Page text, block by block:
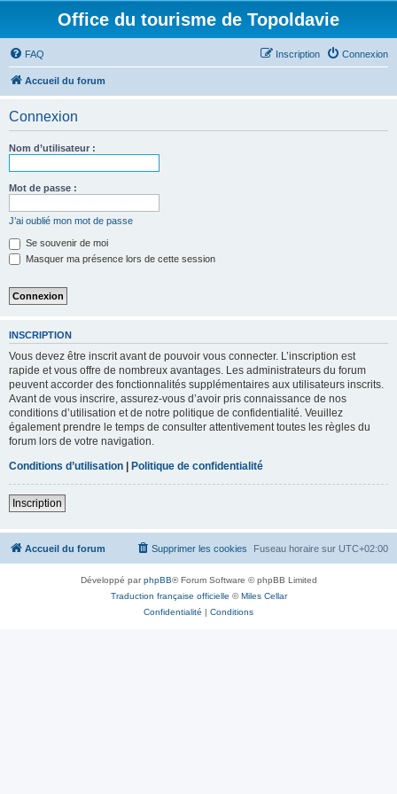
Office du tourisme de Topoldavie
FAQ Connexion
Inscription
Accueil du forum
Connexion
Nom d’utilisateur :
Mot de passe :
J’ai oublié mon mot de passe
Se souvenir de moi
Masquer ma présence lors de cette session
INSCRIPTION
Vous devez être inscrit avant de pouvoir vous connecter. L’inscription est
rapide et vous offre de nombreux avantages. Les administrateurs du forum
peuvent accorder des fonctionnalités supplémentaires aux utilisateurs inscrits.
Avant de vous inscrire, assurez-vous d’avoir pris connaissance de nos
conditions d’utilisation et de notre politique de confidentialité. Veuillez
également prendre le temps de consulter attentivement toutes les règles du
forum lors de votre navigation.
Conditions d’utilisation | Politique de confidentialité
Inscription
Accueil du forum Fuseau horaire sur UTC+02:00
Supprimer les cookies
Développé parphpBB® Forum Software © phpBB Limited
Traduction française officielle ©Miles Cellar
Confidentialité | Conditions